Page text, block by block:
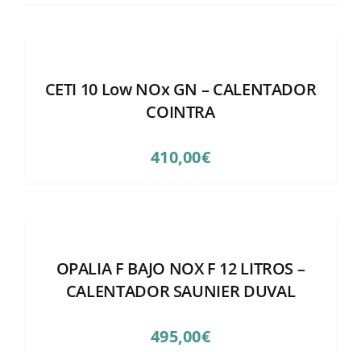
CETI 10 Low NOx GN – CALENTADOR
COINTRA
410,00€
OPALIA F BAJO NOX F 12 LITROS –
CALENTADOR SAUNIER DUVAL
495,00€